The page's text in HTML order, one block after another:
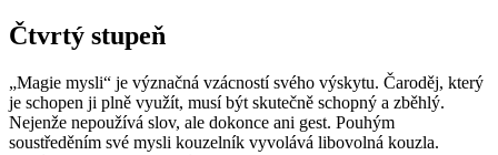
Čtvrtý stupeň
„Magie mysli“ je význačná vzácností svého výskytu. Čaroděj, který
je schopen ji plně využít, musí být skutečně schopný a zběhlý.
Nejenže nepoužívá slov, ale dokonce ani gest. Pouhým
soustředěním své mysli kouzelník vyvolává libovolná kouzla.